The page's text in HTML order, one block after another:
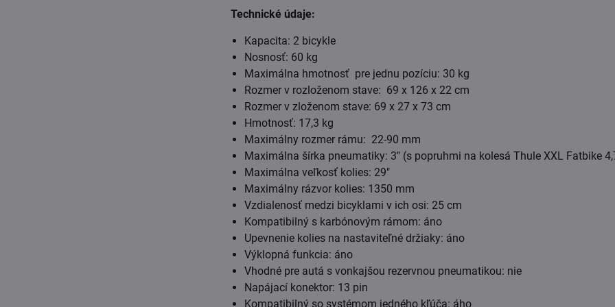
Technické údaje:
Kapacita: 2 bicykle
Nosnosť: 60 kg
Maximálna hmotnosť pre jednu pozíciu: 30 kg
Rozmer v rozloženom stave: 69 x 126 x 22 cm
Rozmer v zloženom stave: 69 x 27 x 73 cm
Hmotnosť: 17,3 kg
Maximálny rozmer rámu: 22-90 mm
Maximálna šírka pneumatiky: 3" (s popruhmi na kolesá Thule XXL Fatbike
Maximálna veľkosť kolies: 29"
Maximálny rázvor kolies: 1350 mm
Vzdialenosť medzi bicyklami v ich osi: 25 cm
Kompatibilný s karbónovým rámom: áno
Upevnenie kolies na nastaviteľné držiaky: áno
Výklopná funkcia: áno
Vhodné pre autá s vonkajšou rezervnou pneumatikou: nie
Napájací konektor: 13 pin
Kompatibilný so systémom jedného kľúča: áho